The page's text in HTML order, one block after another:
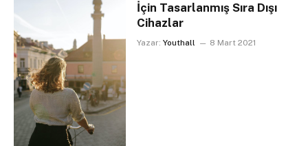
İçin Tasarlanmış Sıra Dışı
Cihazlar
Yazar: Youthall 8 Mart 2021